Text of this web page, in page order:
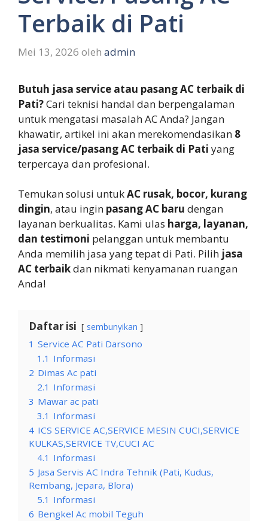
Terbaik di Pati
Mei 13, 2026 oleh admin
Butuh jasa service atau pasang AC terbaik di
Pati?Cari teknisi handal dan berpengalaman
untuk mengatasi masalah AC Anda? Jangan
khawatir, artikel ini akan merekomendasikan 8
jasa service/pasang AC terbaik di Pati yang
terpercaya dan profesional.
Temukan solusi untukAC rusak, bocor, kurang
dingin, atau ingin pasang AC baru dengan
layanan berkualitas. Kami ulas harga, layanan,
dan testimoni pelanggan untuk membantu
Anda memilih jasa yang tepat di Pati. Pilih jasa
AC terbaikdan nikmati kenyamanan ruangan
Anda!
Daftar isi sembunyikan
1 Service AC Pati Darsono
1.1 Informasi
2 Dimas Ac pati
2.1 Informasi
3 Mawar ac pati
3.1 Informasi
4 ICS SERVICE AC,SERVICE MESIN CUCI,SERVICE
KULKAS,SERVICE TV,CUCI AC
4.1 Informasi
5 Jasa Servis AC Indra Tehnik (Pati, Kudus,
Rembang, Jepara, Blora)
5.1 Informasi
6 Bengkel Ac mobil Teguh